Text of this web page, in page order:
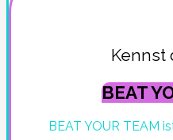
Kennst
BEAT
BEAT YOUR TEAM